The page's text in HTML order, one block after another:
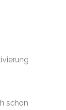
schon